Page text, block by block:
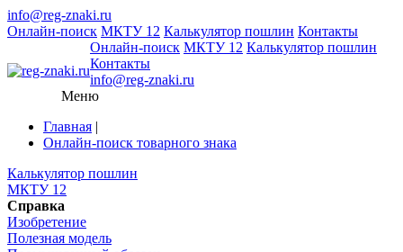
info@reg-znaki.ru
Онлайн-поиск МКТУ 12 Калькулятор пошлин Контакты
Онлайн-поиск МКТУ 12 Калькулятор пошлин
Контакты
info@reg-znaki.ru
Меню
Главная |
Онлайн-поиск товарного знака
Калькулятор пошлин
МКТУ 12
Справка
Изобретение
Полезная модель